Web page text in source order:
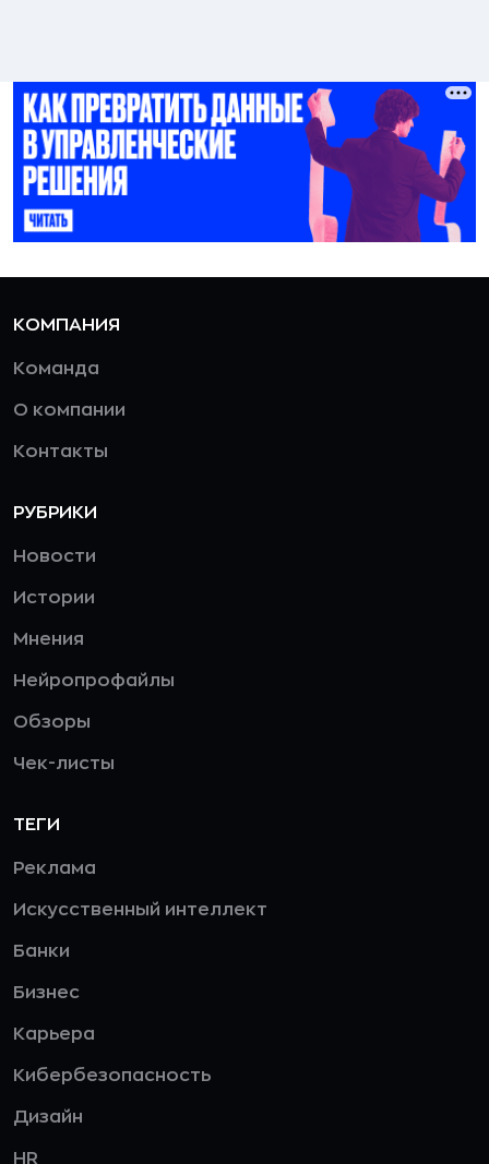
КОМПАНИЯ
Команда
О компании
Контакты
РУБРИКИ
Новости
Истории
Мнения
Нейропрофайлы
Обзоры
Чек-листы
ТЕГИ
Реклама
Искусственный интеллект
Банки
Бизнес
Карьера
Кибербезопасность
Дизайн
HR